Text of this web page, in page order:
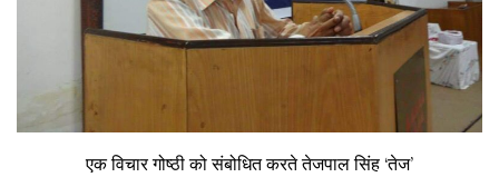
एक विचार गोष्ठी को संबोधित करते तेजपाल सिंह ‘तेज’